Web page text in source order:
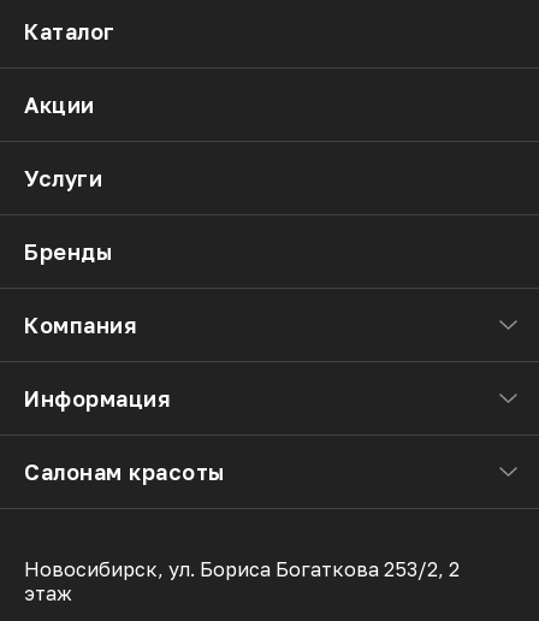
Каталог
Акции
Услуги
Бренды
Компания
Информация
Салонам красоты
Новосибирск, ул. Бориса Богаткова 253/2, 2
этаж